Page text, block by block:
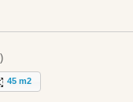
45 m2